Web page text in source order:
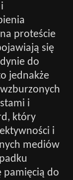
proteście
się
do
jednakże
i
który
i
mediów
pamięcią do